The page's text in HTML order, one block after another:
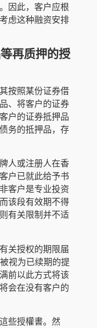
因此，客户应根
虑这种融资安排
再质押的授
按照某份证券借
、将客户的证券
户的证券抵押品
务的抵押品，存
人或注册人在香
户已就此给予书
客户是专业投资
该段有效期不得
有关限制并不适
关授权的期限届
视为已续期的提
前以此方式将该
会在没有客户的
些授權書。然